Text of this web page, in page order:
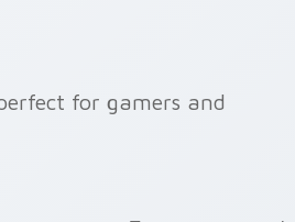
for gamers and